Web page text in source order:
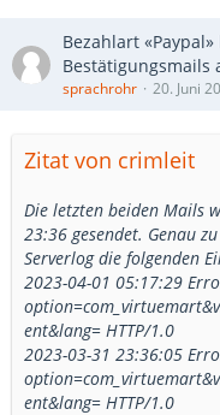
Bezahlart
Bestätigungsmails
sprachrohr 20. Juni
Zitat von crimleit
Die letzten beiden Mails
23:36 gesendet. Genau
Serverlog die folgenden
2023-04-01 05:17:29
ent&lang= HTTP/1.0
2023-03-31 23:36:05
ent&lang= HTTP/1.0